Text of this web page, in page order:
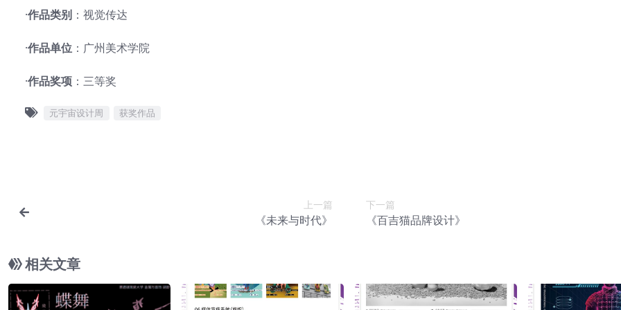
·作品类别 ：视觉传达
·作品单位 ：广州美术学院
·作品奖项 ：三等奖
元宇宙设计周 获奖作品
上一篇
《未来与时代》
下一篇
《百吉猫品牌设计》
相关文章